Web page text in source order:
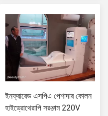
ইনফ্রারেড এসপিএ পেশাদার কোলন
হাইড্রোথেরাপি সরঞ্জাম 220V